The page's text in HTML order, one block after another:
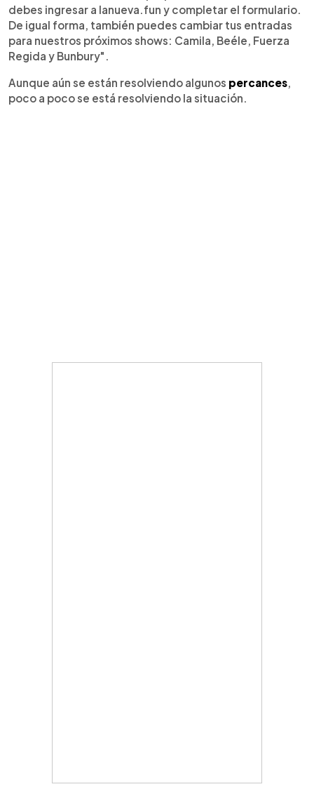
debes ingresar a lanueva.fun y completar el formulario.
De igual forma, también puedes cambiar tus entradas
para nuestros próximos shows: Camila, Beéle, Fuerza
Regida y Bunbury".
Aunque aún se están resolviendo algunos percances,
poco a poco se está resolviendo la situación.